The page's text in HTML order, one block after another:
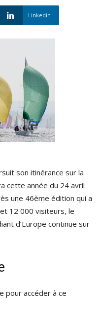
Linkedin
son itinérance sur la
cette année du 24 avril
une 46ème édition qui a
12 000 visiteurs, le
d’Europe continue sur
pour accéder à ce